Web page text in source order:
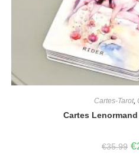
Cartes-Tarot,
Cartes
€35.99 €